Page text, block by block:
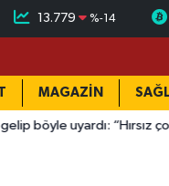
13.779 %-14
MAGAZİN
uyardı: “Hırsız çok”